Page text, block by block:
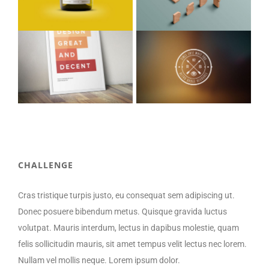
CHALLENGE
Cras tristique turpis justo, eu consequat sem adipiscing ut.
Donec posuere bibendum metus. Quisque gravida luctus
volutpat. Mauris interdum, lectus in dapibus molestie, quam
felis sollicitudin mauris, sit amet tempus velit lectus nec lorem.
Nullam vel mollis neque. Lorem ipsum dolor.